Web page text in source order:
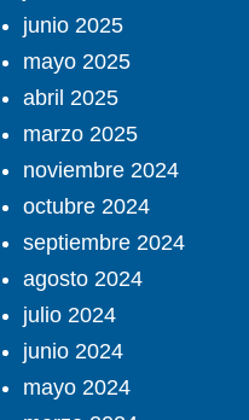
junio 2025
mayo 2025
abril 2025
marzo 2025
noviembre 2024
octubre 2024
septiembre 2024
agosto 2024
julio 2024
junio 2024
mayo 2024